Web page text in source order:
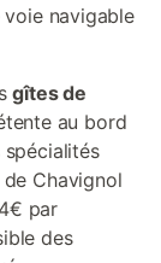
navigable
gîtes de
au bord
spécialités
Chavignol
par
des